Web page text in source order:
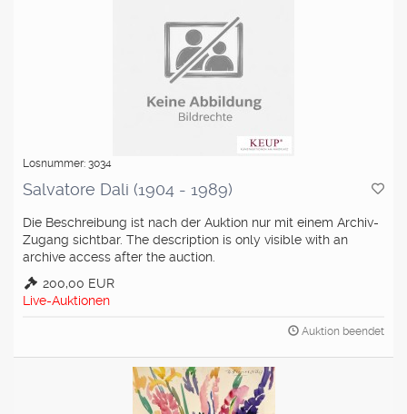
Losnummer: 3034
Salvatore Dali (1904 - 1989)
Die Beschreibung ist nach der Auktion nur mit einem Archiv-
Zugang sichtbar. The description is only visible with an
archive access after the auction.
200,00 EUR
Live-Auktionen
Auktion beendet